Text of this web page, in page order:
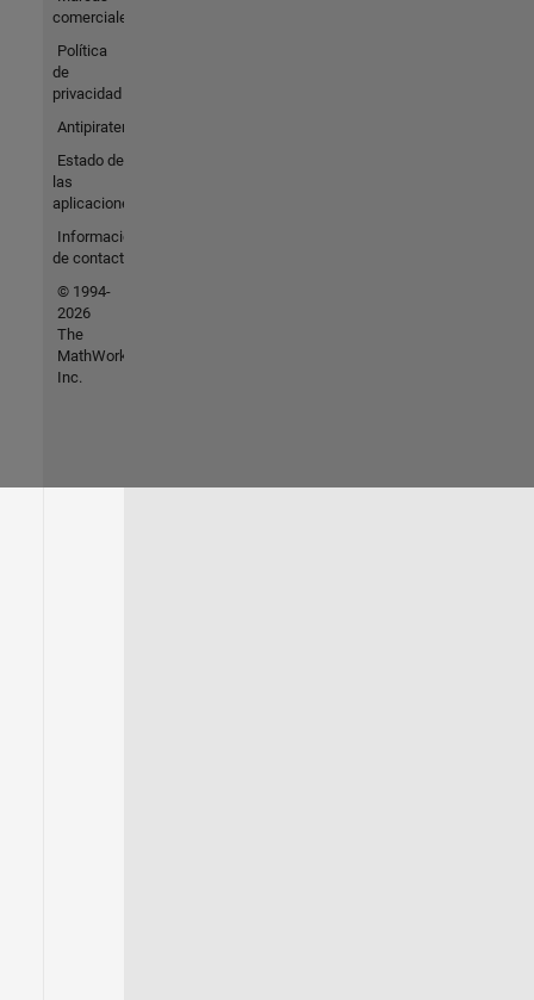
comerciales
Política
de
privacidad
Antipiratería
Estado de
las
aplicaciones
Información
de contacto
© 1994-
2026
The
MathWorks,
Inc.